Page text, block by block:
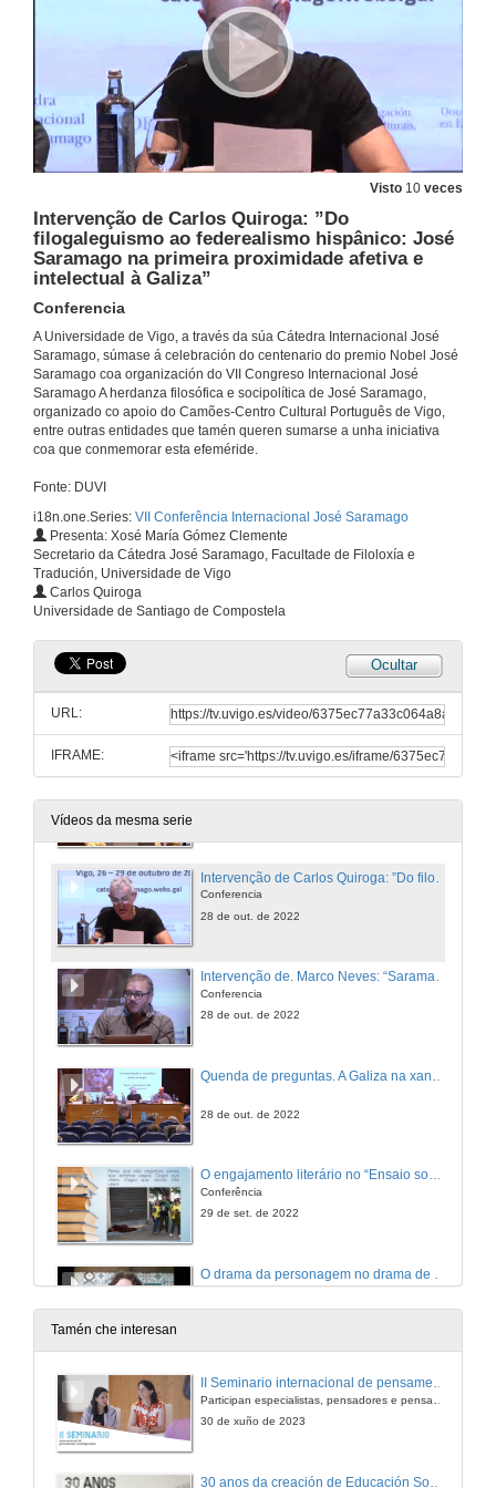
Visto 10 veces
Intervenção de Carlos Quiroga: ”Do
filogaleguismo ao federealismo hispânico: José
Saramago na primeira proximidade afetiva e
intelectual à Galiza”
Conferencia
A Universidade de Vigo, a través da súa Cátedra Internacional José
Saramago, súmase á celebración do centenario do premio Nobel José
Saramago coa organización do VII Congreso Internacional José
Saramago A herdanza filosófica e socipolítica de José Saramago,
organizado co apoio do Camões-Centro Cultural Português de Vigo,
entre outras entidades que tamén queren sumarse a unha iniciativa
coa que conmemorar esta efeméride.
Fonte: DUVI
i18n.one.Series: VII Conferência Internacional José Saramago
Presenta: Xosé María Gómez Clemente
Secretario da Cátedra José Saramago, Facultade de Filoloxía e
Tradución, Universidade de Vigo
Carlos Quiroga
Universidade de Santiago de Compostela
Ocultar
URL:
IFRAME:
Vídeos da mesma serie
27 de out. de 2022
Conferência
28 de out. de 2022
Um livro de pedras: Poesia e história em “Memorial do Convento”
28 de out. de 2022
Debate: O poético e o político
28 de out. de 2022
28 de out. de 2022
28 de out. de 2022
Presentación. Mesa-redonda 2. "A Galiza na xangada do futuro: pensándonos a partir de José Saramago"
28 de out. de 2022
Intervención de Helena González Fernández: “Transibéricxs, nosoutrxs: amor, corpos precarios, política”
Conferencia
28 de out. de 2022
Intervenção de. Marco Neves: “Saramago, a Galiza e a ilusão monolingue”
Conferencia
28 de out. de 2022
28 de out. de 2022
O engajamento literário no “Ensaio sobre a Cegueira” e os Deveres Humanos
Conferência
29 de set. de 2022
Conferência
29 de set. de 2022
Conferência
Tamén che interesan
II Seminario internacional de pensamento contemporáneo. Pensar o Antropoceno
30 de xuño de 2023